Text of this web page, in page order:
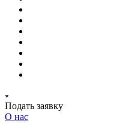
Подать заявку
О нас